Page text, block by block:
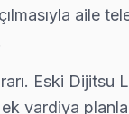
aile
Eski Dijitsu
vardiya